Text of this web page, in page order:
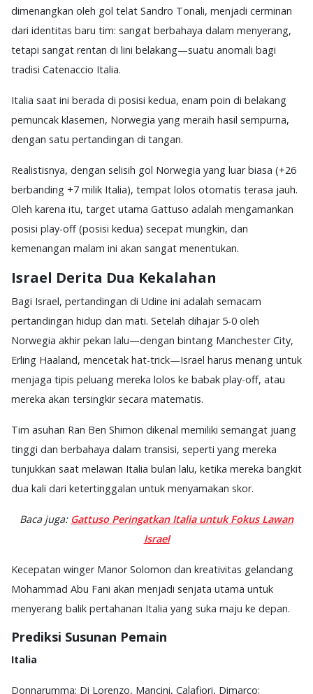
dimenangkan oleh gol telat Sandro Tonali, menjadi cerminan
dari identitas baru tim: sangat berbahaya dalam menyerang,
tetapi sangat rentan di lini belakang—suatu anomali bagi
tradisi Catenaccio Italia.
Italia saat ini berada di posisi kedua, enam poin di belakang
pemuncak klasemen, Norwegia yang meraih hasil sempurna,
dengan satu pertandingan di tangan.
Realistisnya, dengan selisih gol Norwegia yang luar biasa (+26
berbanding +7 milik Italia), tempat lolos otomatis terasa jauh.
Oleh karena itu, target utama Gattuso adalah mengamankan
posisi play-off (posisi kedua) secepat mungkin, dan
kemenangan malam ini akan sangat menentukan.
Israel Derita Dua Kekalahan
Bagi Israel, pertandingan di Udine ini adalah semacam
pertandingan hidup dan mati. Setelah dihajar 5-0 oleh
Norwegia akhir pekan lalu—dengan bintang Manchester City,
Erling Haaland, mencetak hat-trick—Israel harus menang untuk
menjaga tipis peluang mereka lolos ke babak play-off, atau
mereka akan tersingkir secara matematis.
Tim asuhan Ran Ben Shimon dikenal memiliki semangat juang
tinggi dan berbahaya dalam transisi, seperti yang mereka
tunjukkan saat melawan Italia bulan lalu, ketika mereka bangkit
dua kali dari ketertinggalan untuk menyamakan skor.
Baca juga: Gattuso Peringatkan Italia untuk Fokus Lawan
Israel
Kecepatan winger Manor Solomon dan kreativitas gelandang
Mohammad Abu Fani akan menjadi senjata utama untuk
menyerang balik pertahanan Italia yang suka maju ke depan.
Prediksi Susunan Pemain
Italia
Donnarumma; Di Lorenzo, Mancini, Calafiori, Dimarco;